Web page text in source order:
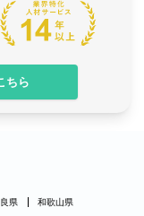
ちら
県 和歌山県